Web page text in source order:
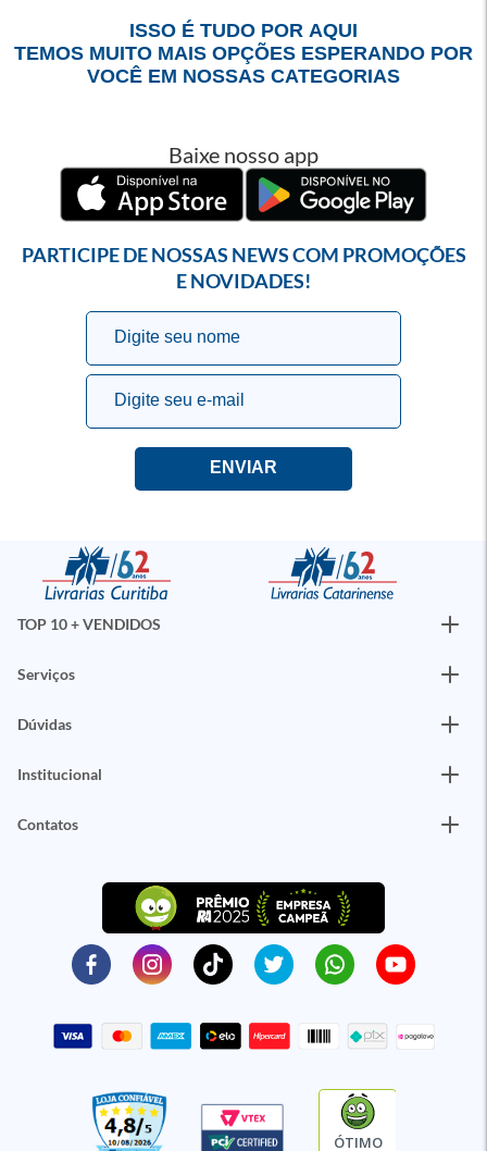
ISSO É TUDO POR AQUI
TEMOS MUITO MAIS OPÇÕES ESPERANDO POR
VOCÊ EM NOSSAS CATEGORIAS
Baixe nosso app
PARTICIPE DE NOSSAS NEWS COM PROMOÇÕES
E NOVIDADES!
TOP 10 + VENDIDOS
Serviços
Dúvidas
Institucional
Contatos
ÓTIMO